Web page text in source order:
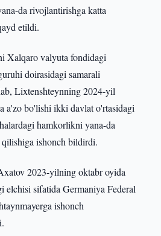
da rivojlantirishga katta
etildi.
Xalqaro valyuta fondidagi
doirasidagi samarali
Lixtenshteynning 2024-yil
a'zo bo'lishi ikki davlat o'rtasidagi
hamkorlikni yana-da
ishonch bildirdi.
2023-yilning oktabr oyida
elchisi sifatida Germaniya Federal
ishonch